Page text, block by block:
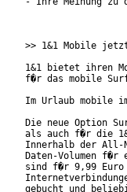
>> 1&1 Mobile
1&1 bietet ihren
f�r das mobile
Im Urlaub mobile
Die neue Option
als auch f�r die
Innerhalb der All-
Daten-Volumen
sind f�r 9,99 Euro
gebucht und